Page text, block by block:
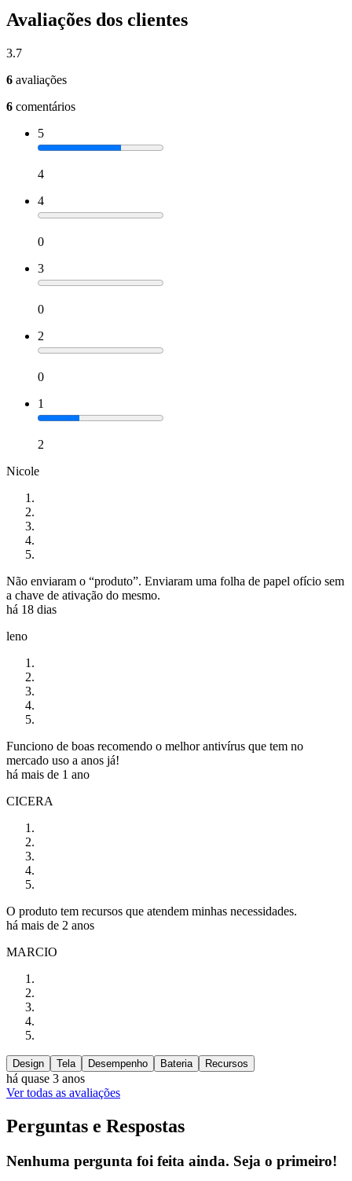
Avaliações dos clientes
3.7
6 avaliações
6 comentários
5
4
4
0
3
0
2
0
1
2
Nicole
Não enviaram o “produto”. Enviaram uma folha de papel ofício sem
a chave de ativação do mesmo.
há 18 dias
leno
Funciono de boas recomendo o melhor antivírus que tem no
mercado uso a anos já!
há mais de 1 ano
CICERA
O produto tem recursos que atendem minhas necessidades.
há mais de 2 anos
MARCIO
Design Tela Desempenho Bateria Recursos
há quase 3 anos
Ver todas as avaliações
Perguntas e Respostas
Nenhuma pergunta foi feita ainda. Seja o primeiro!